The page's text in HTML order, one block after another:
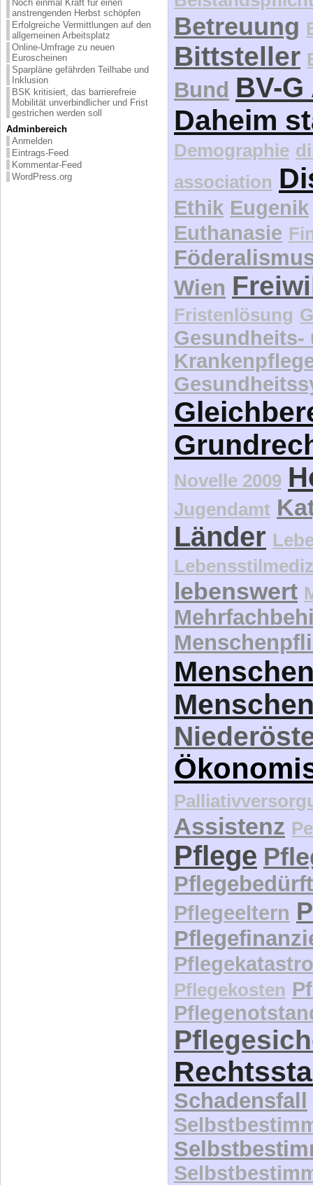
Noch einmal Kraft für einen
anstrengenden Herbst schöpfen
Erfolgreiche Vermittlungen auf den
allgemeinen Arbeitsplatz
Online-Umfrage zu neuen
Euroscheinen
Sparpläne gefährden Teilhabe und
Inklusion
BSK kritisiert, das barrierefreie
Mobilität unverbindlicher und Frist
gestrichen werden soll
Adminbereich
Anmelden
Eintrags-Feed
Kommentar-Feed
WordPress.org
Betreuung
Bittsteller
Bund BV-
Daheim
Demographie
association
Ethik Eugenik
Euthanasie
Wien
Fristenlösung
Gesundheits-
Novelle 2009
Jugendamt
Länder
lebenswert
Assistenz
Pflege
Pflegeeltern
Pflegekosten
Schadensfall